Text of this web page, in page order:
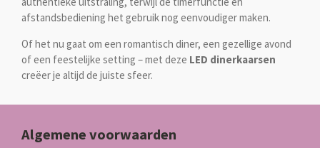
afstandsbediening het gebruik nog eenvoudiger maken.
Of het nu gaat om een romantisch diner, een gezellige avond
of een feestelijke setting – met deze LED dinerkaarsen
creëer je altijd de juiste sfeer.
Algemene voorwaarden